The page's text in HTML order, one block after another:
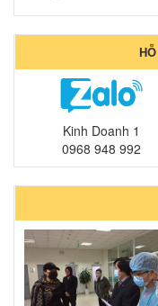
Kinh Doanh 1
0968 948 992